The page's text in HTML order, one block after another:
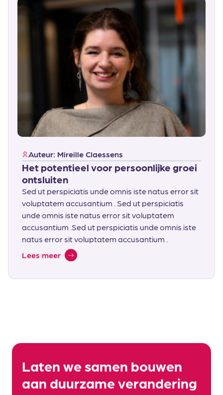
Auteur: Mireille Claessens
Het potentieel voor persoonlijke groei
ontsluiten
Sed ut perspiciatis unde omnis iste natus error sit
voluptatem accusantium . Sed ut perspiciatis
unde omnis iste natus error sit voluptatem
accusantium .Sed ut perspiciatis unde omnis iste
natus error sit voluptatem accusantium .
Lees meer
Laten we samen bouwen
aan duurzame verandering